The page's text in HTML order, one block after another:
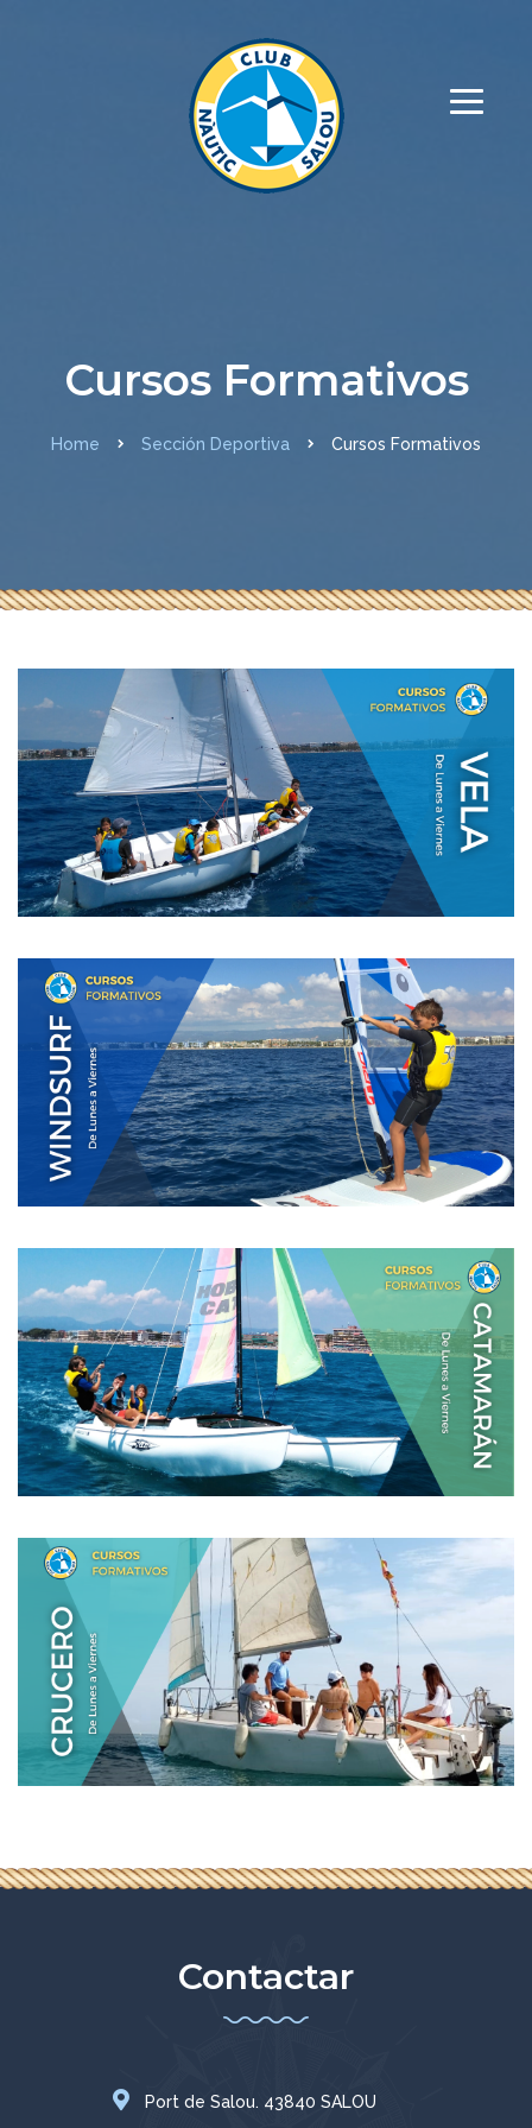
Cursos Formativos
Home Sección Deportiva Cursos Formativos
Contactar
Port de Salou. 43840 SALOU